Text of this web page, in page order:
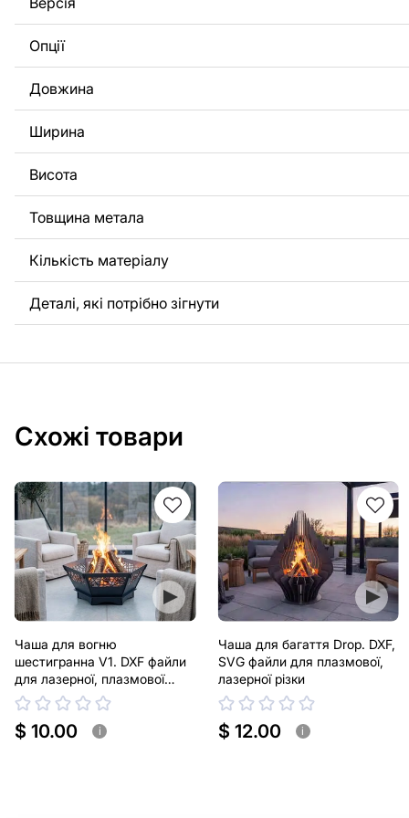
потрібно, щоб ми виконали індивідуальне креслення
вас, будь ласка, зв'яжіться з нами.
Якщо у вас залишилися питання або вам потрібна
нами в будь-який час, ми завжди готові допомогти.
Опції
Довжина
Ширина
Висота
Товщина метала
Кількість матеріалу
Деталі, які потрібно зігнути
Схожі товари
Чаша для вогню
шестигранна V1. DXF файли
для лазерної, плазмової
різки
$ 10.00 i
Чаша для багаття Drop. DXF,
SVG файли для плазмової,
лазерної різки
$ 12.00 i